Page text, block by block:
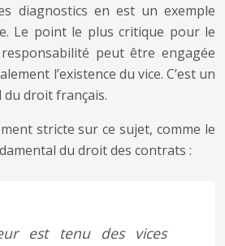
diagnostics en est un exemple
Le point le plus critique pour le
peut être engagée
l’existence du vice. C’est un
droit français.
stricte sur ce sujet, comme le
du droit des contrats :
est tenu des vices